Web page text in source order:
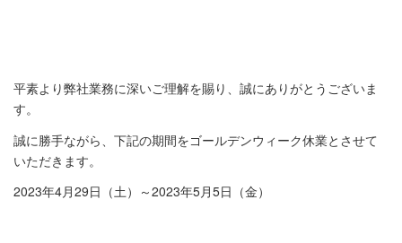
平素より弊社業務に深いご理解を賜り、誠にありがとうございま
す。
誠に勝手ながら、下記の期間をゴールデンウィーク休業とさせて
いただきます。
2023年4月29日（土）～2023年5月5日（金）